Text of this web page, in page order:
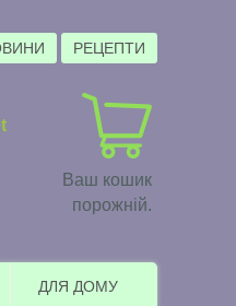
РЕЦЕПТИ
Ваш кошик
порожній.
ДЛЯ ДОМУ